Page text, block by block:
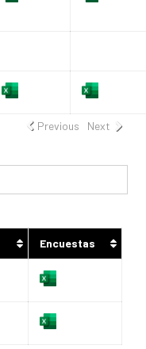
Previous Next
Encuestas